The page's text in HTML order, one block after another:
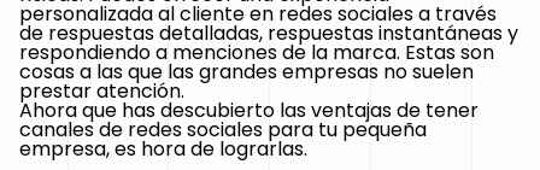
personalizada al cliente en redes sociales a través
de respuestas detalladas, respuestas instantáneas y
respondiendo a menciones de la marca. Estas son
cosas a las que las grandes empresas no suelen
prestar atención.
Ahora que has descubierto las ventajas de tener
canales de redes sociales para tu pequeña
empresa, es hora de lograrlas.